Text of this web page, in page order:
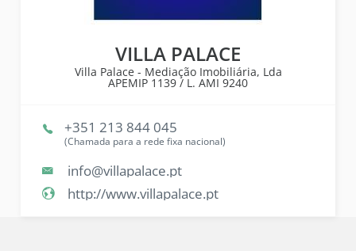
VILLA PALACE
Villa Palace - Mediação Imobiliária, Lda
APEMIP 1139 / L. AMI 9240
+351 213 844 045
(Chamada para a rede fixa nacional)
info@villapalace.pt
http://www.villapalace.pt